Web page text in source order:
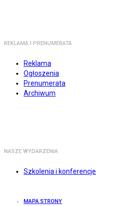
REKLAMA I PRENUMERATA
Reklama
Ogłoszenia
Prenumerata
Archiwum
NASZE WYDARZENIA
Szkolenia i konferencje
MAPA STRONY